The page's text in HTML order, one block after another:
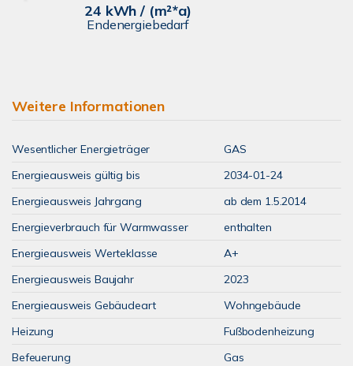
24 kWh / (m²*a)
Endenergiebedarf
Weitere Informationen
Wesentlicher Energieträger
GAS
Energieausweis gültig bis
2034-01-24
Energieausweis Jahrgang
ab dem 1.5.2014
Energieverbrauch für Warmwasser
enthalten
Energieausweis Werteklasse
A+
Energieausweis Baujahr
2023
Energieausweis Gebäudeart
Wohngebäude
Heizung
Fußbodenheizung
Befeuerung
Gas